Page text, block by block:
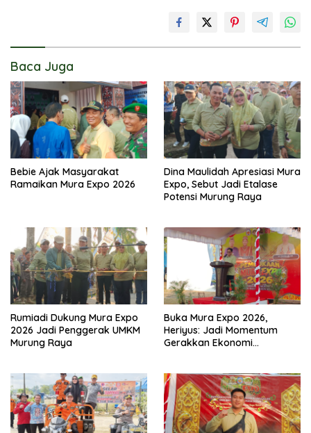
Baca Juga
Bebie Ajak Masyarakat
Ramaikan Mura Expo 2026
Dina Maulidah Apresiasi Mura
Expo, Sebut Jadi Etalase
Potensi Murung Raya
Rumiadi Dukung Mura Expo
2026 Jadi Penggerak UMKM
Murung Raya
Buka Mura Expo 2026,
Heriyus: Jadi Momentum
Gerakkan Ekonomi